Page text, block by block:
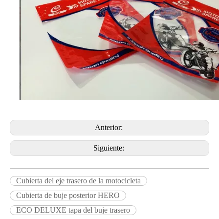
Anterior:
Siguiente:
Cubierta del eje trasero de la motocicleta
Cubierta de buje posterior HERO
ECO DELUXE tapa del buje trasero